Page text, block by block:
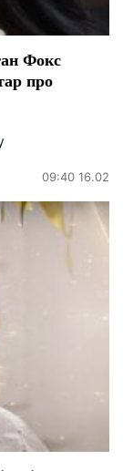
Фокс
про
09:40 16.02